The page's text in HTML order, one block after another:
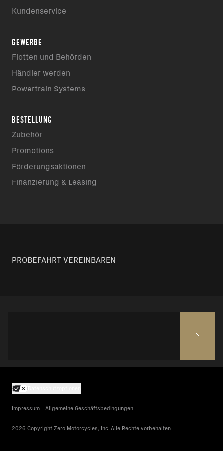
Kundenservice
GEWERBE
Flotten und Behörden
Händler werden
Powertrain Systems
BESTELLUNG
Zubehör
Promotions
Förderungsaktionen
Finanzierung & Leasing
PROBEFAHRT VEREINBAREN
Impressum - Allgemeine Geschäftsbedingungen
2026 Copyright Zero Motorcycles, Inc. Alle Rechte vorbehalten